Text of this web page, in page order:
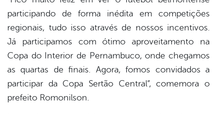
participando de forma inédita em competições
regionais, tudo isso através de nossos incentivos.
Já participamos com ótimo aproveitamento na
Copa do Interior de Pernambuco, onde chegamos
as quartas de finais. Agora, fomos convidados a
participar da Copa Sertão Central”, comemora o
prefeito Romonilson.